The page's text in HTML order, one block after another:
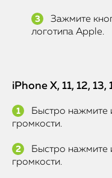
Зажмите
логотипа Apple.
iPhone X, 11, 12, 13,
Быстро нажмите
громкости.
Быстро нажмите
громкости.